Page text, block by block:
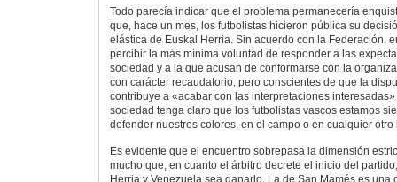
Todo parecía indicar que el problema permanecería
que, hace un mes, los futbolistas hicieron pública su
elástica de Euskal Herria. Sin acuerdo con la Federación,
percibir la más mínima voluntad de responder a las
sociedad y a la que acusan de conformarse con la
con carácter recaudatorio, pero conscientes de que la
contribuye a «acabar con las interpretaciones
sociedad tenga claro que los futbolistas vascos estamos
defender nuestros colores, en el campo o en cualquier otro
Es evidente que el encuentro sobrepasa la dimensión
mucho que, en cuanto el árbitro decrete el inicio del
Herria y Venezuela sea ganarlo. La de San Mamés es una